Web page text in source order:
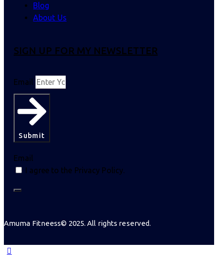
Blog
About Us
SIGN UP FOR MY NEWSLETTER
Email
Submit
Email
I agree to the Privacy Policy.
Amuma Fitneess© 2025. All rights reserved.